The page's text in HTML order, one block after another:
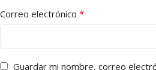
Correo electrónico *
Guardar mi nombre, correo